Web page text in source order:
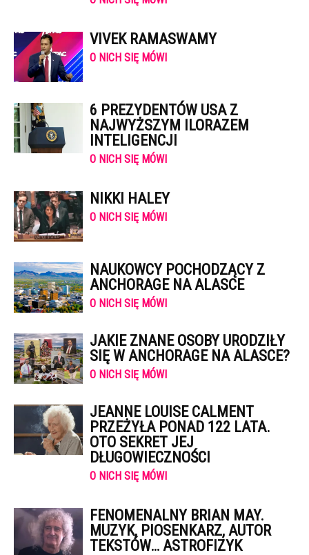
VIVEK RAMASWAMY
O NICH SIĘ MÓWI
6 PREZYDENTÓW USA Z
NAJWYŻSZYM ILORAZEM
INTELIGENCJI
O NICH SIĘ MÓWI
NIKKI HALEY
O NICH SIĘ MÓWI
NAUKOWCY POCHODZĄCY Z
ANCHORAGE NA ALASCE
O NICH SIĘ MÓWI
JAKIE ZNANE OSOBY URODZIŁY
SIĘ W ANCHORAGE NA ALASCE?
O NICH SIĘ MÓWI
JEANNE LOUISE CALMENT
PRZEŻYŁA PONAD 122 LATA.
OTO SEKRET JEJ
DŁUGOWIECZNOŚCI
O NICH SIĘ MÓWI
FENOMENALNY BRIAN MAY.
MUZYK, PIOSENKARZ, AUTOR
TEKSTÓW… ASTROFIZYK